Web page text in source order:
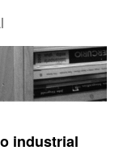
industrial